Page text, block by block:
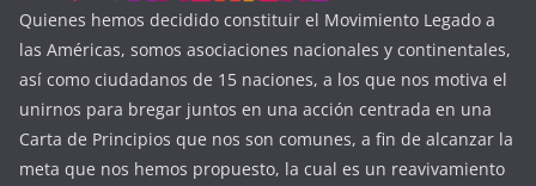
Quienes hemos decidido constituir el Movimiento Legado a
las Américas, somos asociaciones nacionales y continentales,
así como ciudadanos de 15 naciones, a los que nos motiva el
unirnos para bregar juntos en una acción centrada en una
Carta de Principios que nos son comunes, a fin de alcanzar la
meta que nos hemos propuesto, la cual es un reavivamiento